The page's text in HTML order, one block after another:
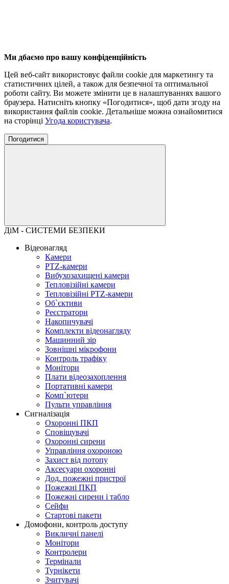
Ми дбаємо про вашу конфіденційність
Цей веб-сайт використовує файли cookie для маркетингу та
статистичних цілей, а також для безпечної та оптимальної
роботи сайту. Ви можете змінити це в налаштуваннях вашого
браузера. Натисніть кнопку «Погодитися», щоб дати згоду на
використання файлів cookie. Детальніше можна ознайомитися
на сторінці Угода користувача.
Погодитися
ДіМ - СИСТЕМИ БЕЗПЕКИ
Відеонагляд
Камери
PTZ-камери
Вибухозахищені камери
Тепловізійні камери
Тепловізійні PTZ-камери
Об`єктиви
Реєстратори
Накопичувачі
Комплекти відеонагляду
Машинний зір
Зовнішні мікрофони
Контроль трафіку
Монітори
Плати відеозахоплення
Портативні камери
Комп`ютери
Пульти управління
Сигналізація
Охоронні ПКП
Сповіщувачі
Охоронні сирени
Управління охороною
Захист від потопу
Аксесуари охоронні
Дод. пожежні пристрої
Пожежні ПКП
Пожежні сирени і табло
Сейфи
Стартові пакети
Домофони, контроль доступу
Викличні панелі
Монітори
Контролери
Термінали
Турнікети
Зчитувачі